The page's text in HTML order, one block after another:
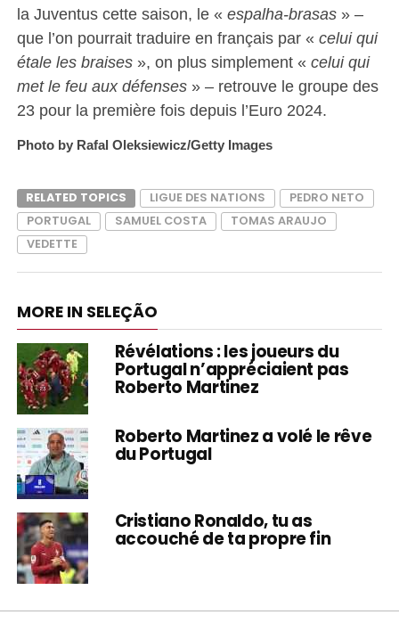
la Juventus cette saison, le « espalha-brasas» –
que l’on pourrait traduire en français par « celui qui
étale les braises», on plus simplement « celui qui
met le feu aux défenses » – retrouve le groupe des
23 pour la première fois depuis l’Euro 2024.
Photo by Rafal Oleksiewicz/Getty Images
RELATED TOPICS LIGUE DES NATIONS
PEDRO NETO
PORTUGAL
SAMUEL COSTA
TOMAS ARAUJO
VEDETTE
MORE IN SELEÇÃO
Révélations : les joueurs du
Portugal n’appréciaient pas
Roberto Martinez
Roberto Martinez a volé le rêve
du Portugal
Cristiano Ronaldo, tu as
accouché de ta propre fin